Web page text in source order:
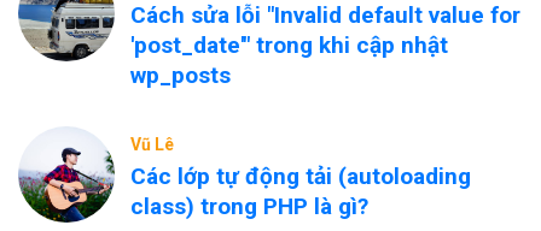
Cách sửa lỗi "Invalid default value for
'post_date'" trong khi cập nhật
wp_posts
Vũ Lê
Các lớp tự động tải (autoloading
class) trong PHP là gì?